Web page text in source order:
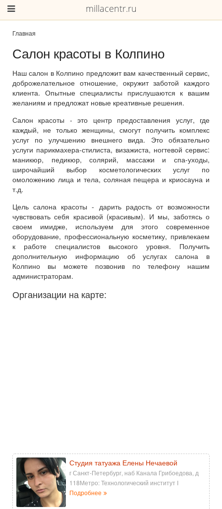
millacentr.ru
Главная
Салон красоты в Колпино
Наш салон в Колпино предложит вам качественный сервис,
доброжелательное отношение, окружит заботой каждого
клиента. Опытные специалисты прислушаются к вашим
желаниям и предложат новые креативные решения.
Салон красоты - это центр предоставления услуг, где
каждый, не только женщины, смогут получить комплекс
услуг по улучшению внешнего вида. Это обязательно
услуги парикмахера-стилиста, визажиста, ногтевой сервис:
маникюр, педикюр, солярий, массажи и спа-уходы,
широчайший выбор косметологических услуг по
омоложению лица и тела, соляная пещера и криосауна и
т.д.
Цель салона красоты - дарить радость от возможности
чувствовать себя красивой (красивым). И мы, заботясь о
своем имидже, используем для этого современное
оборудование, профессиональную косметику, привлекаем
к работе специалистов высокого уровня. Получить
дополнительную информацию об услугах салона в
Колпино вы можете позвонив по телефону нашим
администраторам.
Организации на карте:
Студия татуажа Елены Нечаевой
г Санкт-Петербург, наб Канала Грибоедова, д
118Метро: Технологический институт I
Подробнее